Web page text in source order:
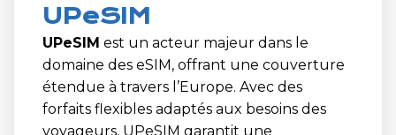
UPeSIM
UPeSIM est un acteur majeur dans le
domaine des eSIM, offrant une couverture
étendue à travers l’Europe. Avec des
forfaits flexibles adaptés aux besoins des
voyageurs, UPeSIM garantit une